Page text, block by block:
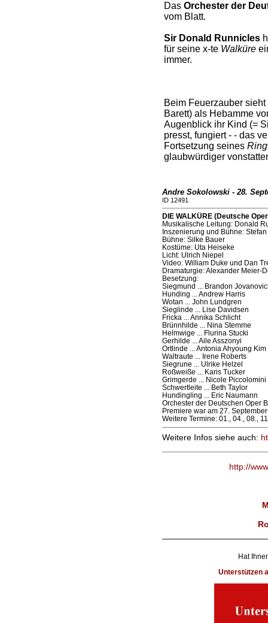
Das Orchester der
vom Blatt.
Sir Donald Runnicles
für seine x-te Walküre
immer.
Beim Feuerzauber
Barett) als Hebamme
Augenblick ihr Kind (=
presst, fungiert - - das
Fortsetzung seines Ring
glaubwürdiger
Andre Sokolowski - 28.
ID 12491
DIE WALKÜRE (Deutsche
Musikalische Leitung: Donald
Inszenierung und Bühne:
Bühne: Silke Bauer
Kostüme: Uta Heiseke
Licht: Ulrich Niepel
Video: William Duke und Dan
Dramaturgie: Alexander Meier-
Besetzung:
Siegmund ... Brandon
Hunding ... Andrew Harris
Wotan ... John Lundgren
Sieglinde ... Lise Davidsen
Fricka ... Annika Schlicht
Brünnhilde ... Nina Stemme
Helmwige ... Flurina Stucki
Gerhilde ... Aile Asszonyi
Ortlinde ... Antonia Ahyoung Kim
Waltraute ... Irene Roberts
Siegrune ... Ulrike Helzel
Roßweiße ... Karis Tucker
Grimgerde ... Nicole Piccolomini
Schwertleite ... Beth Taylor
Hundingling ... Eric Naumann
Orchester der Deutschen Oper
Premiere war am 27.
Weitere Termine: 01., 04., 08.,
Weitere Infos siehe auch:
http://
Hat
Unterstützen